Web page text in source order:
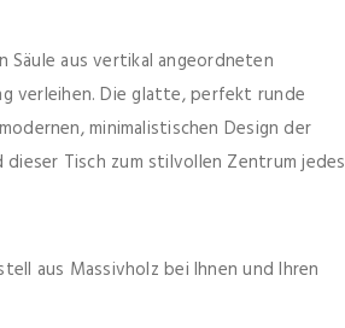
aus vertikal angeordneten
verleihen. Die glatte, perfekt runde
minimalistischen Design der
Tisch zum stilvollen Zentrum jedes
aus Massivholz bei Ihnen und Ihren